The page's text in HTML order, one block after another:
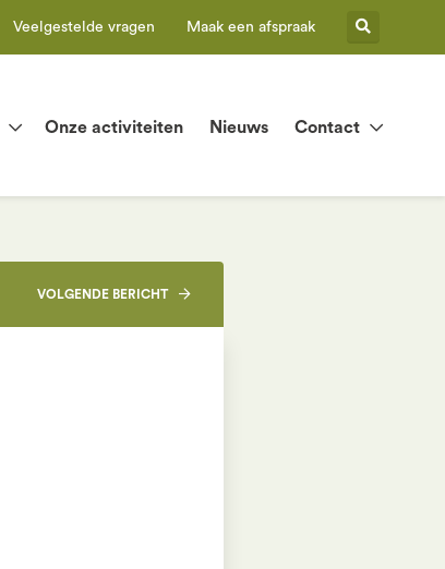
Onze activiteiten Nieuws Contact
Veelgestelde vragen Maak een afspraak
VOLGENDEBERICHT